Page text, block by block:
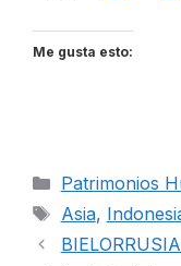
Me gusta esto:
Categorías
Patrimonios
Etiquetas
Asia,